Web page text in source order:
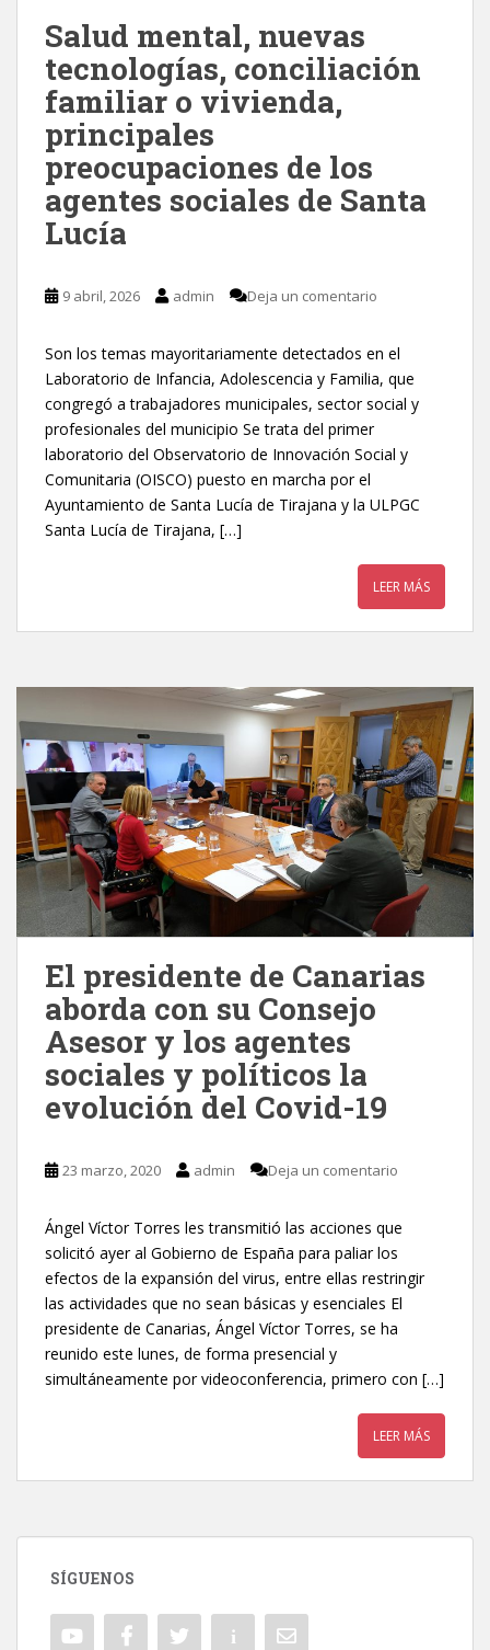
Salud mental, nuevas
tecnologías, conciliación
familiar o vivienda,
principales
preocupaciones de los
agentes sociales de Santa
Lucía
9 abril, 2026 admin Deja un comentario
Son los temas mayoritariamente detectados en el
Laboratorio de Infancia, Adolescencia y Familia, que
congregó a trabajadores municipales, sector social y
profesionales del municipio Se trata del primer
laboratorio del Observatorio de Innovación Social y
Comunitaria (OISCO) puesto en marcha por el
Ayuntamiento de Santa Lucía de Tirajana y la ULPGC
Santa Lucía de Tirajana, […]
LEER MÁS
El presidente de Canarias
aborda con su Consejo
Asesor y los agentes
sociales y políticos la
evolución del Covid-19
23 marzo, 2020 admin Deja un comentario
Ángel Víctor Torres les transmitió las acciones que
solicitó ayer al Gobierno de España para paliar los
efectos de la expansión del virus, entre ellas restringir
las actividades que no sean básicas y esenciales El
presidente de Canarias, Ángel Víctor Torres, se ha
reunido este lunes, de forma presencial y
simultáneamente por videoconferencia, primero con […]
LEER MÁS
SÍGUENOS